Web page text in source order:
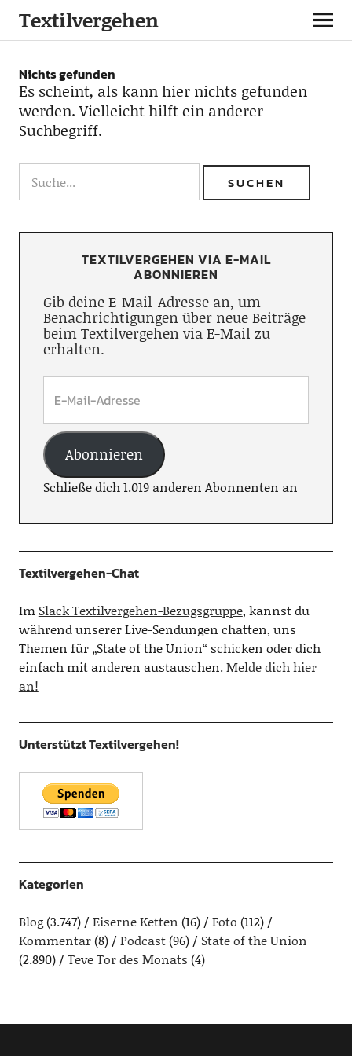
Textilvergehen
Nichts gefunden
Es scheint, als kann hier nichts gefunden
werden. Vielleicht hilft ein anderer
Suchbegriff.
TEXTILVERGEHEN VIA E-MAIL
ABONNIEREN
Gib deine E-Mail-Adresse an, um
Benachrichtigungen über neue Beiträge
beim Textilvergehen via E-Mail zu
erhalten.
Abonnieren
Schließe dich 1.019 anderen Abonnenten an
Textilvergehen-Chat
Im Slack Textilvergehen-Bezugsgruppe, kannst du
während unserer Live-Sendungen chatten, uns
Themen für „State of the Union“ schicken oder dich
einfach mit anderen austauschen.Melde dich hier
an!
Unterstützt Textilvergehen!
Kategorien
Blog(3.747) Eiserne Ketten (16) Foto (112)
Kommentar(8) Podcast(96)
State of the Union
(2.890)
Teve Tor des Monats (4)